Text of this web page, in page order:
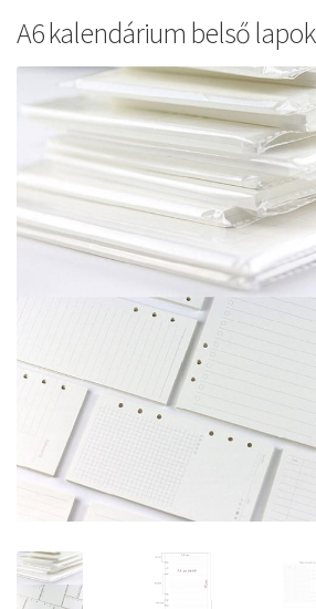
A6 kalendárium belső lapok